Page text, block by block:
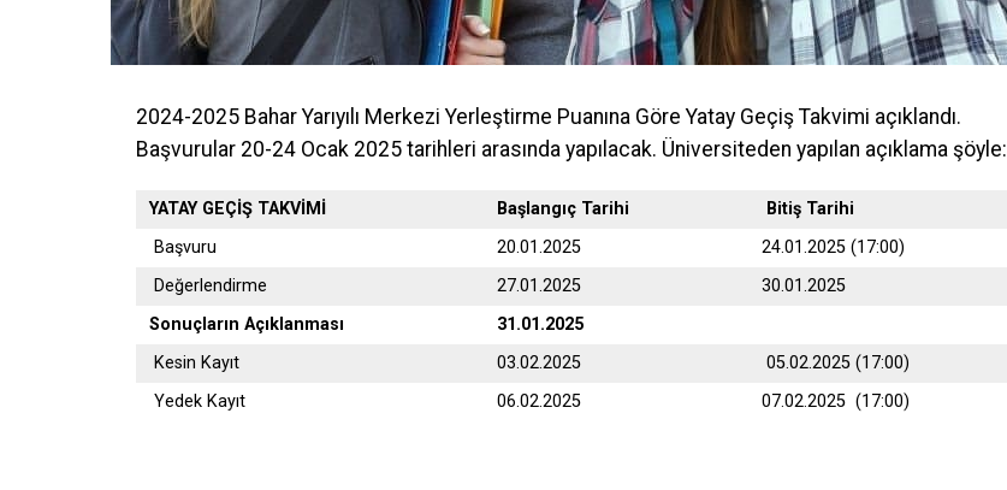
2024-2025 Bahar Yarıyılı Merkezi Yerleştirme Puanına Göre Yatay Geçiş Takvimi açıklandı.
Başvurular 20-24 Ocak 2025 tarihleri arasında yapılacak. Üniversiteden yapılan açıklama şöyle:
YATAY GEÇİŞ TAKVİMİ Başlangıç Tarihi
Bitiş Tarihi
Başvuru
20.01.2025
24.01.2025 (17:00)
Değerlendirme
27.01.2025
30.01.2025
Sonuçların Açıklanması
31.01.2025
Kesin Kayıt
03.02.2025
05.02.2025 (17:00)
Yedek Kayıt
06.02.2025 07.02.2025 (17:00)